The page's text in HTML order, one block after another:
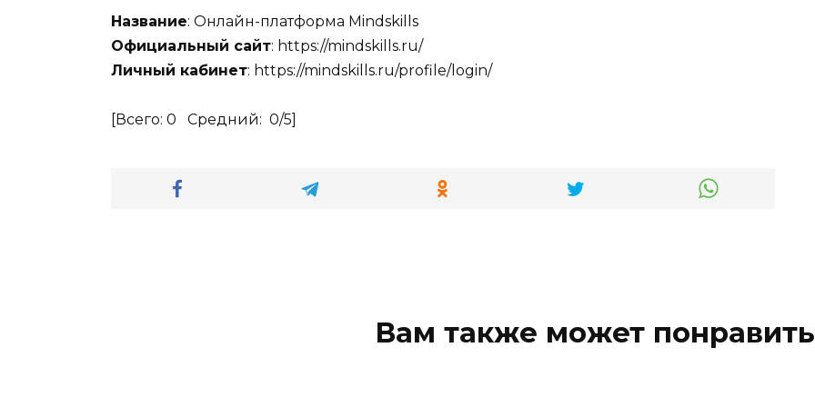
Название: Онлайн-платформа Mindskills
Официальный сайт: https://mindskills.ru/
Личный кабинет: https://mindskills.ru/profile/login/
[Всего: 0 Средний: 0/5]
Вам также может